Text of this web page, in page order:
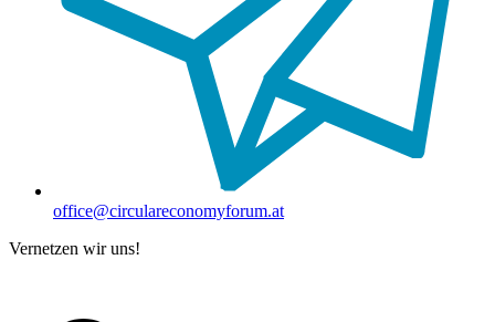
office@circulareconomyforum.at
Vernetzen wir uns!